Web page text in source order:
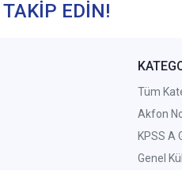
EDİN!
Tüm
Akfon
KPSS A
Genel